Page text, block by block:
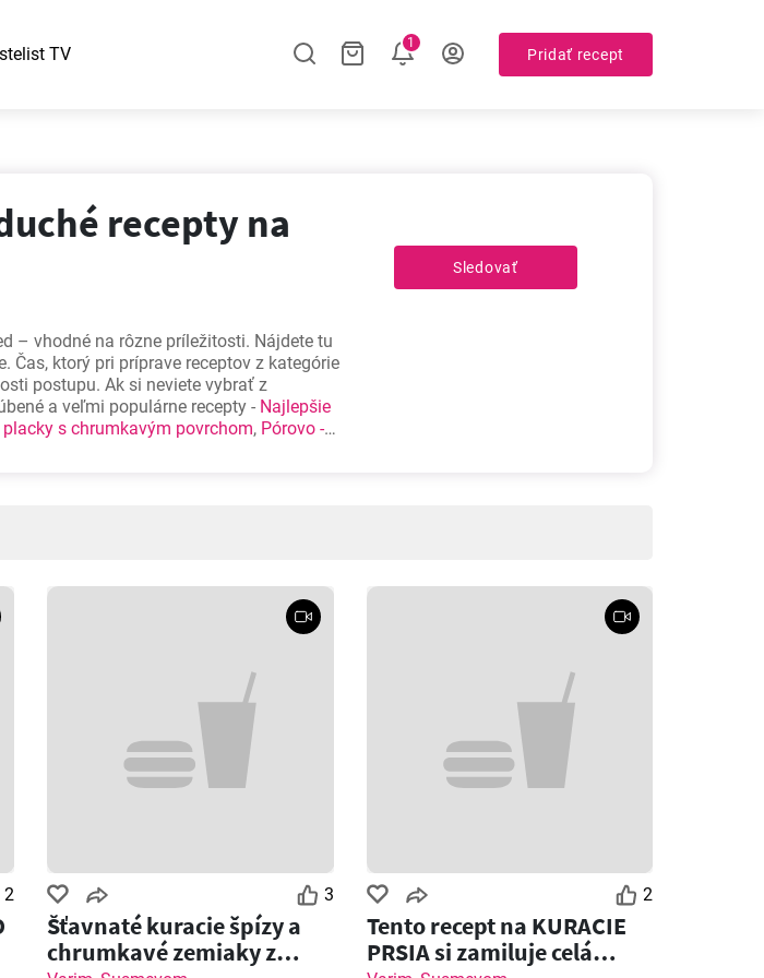
TV
1
Pridať recept
recepty na
– vhodné na rôzne príležitosti. Nájdete tu
Čas, ktorý pri príprave receptov z kategórie
postupu. Ak si neviete vybrať z
a veľmi populárne recepty - Najlepšie
s chrumkavým povrchom, Pórovo -
Sledovať
2 3
Šťavnaté kuracie špízy a
chrumkavé zemiaky z
2
Tento recept na KURACIE
PRSIA si zamiluje celá